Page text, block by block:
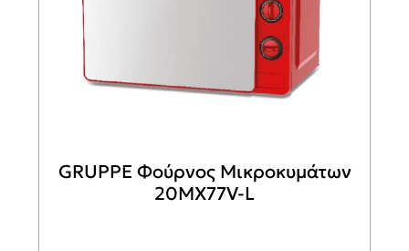
GRUPPE Φούρνος Μικροκυμάτων
20MX77V-L